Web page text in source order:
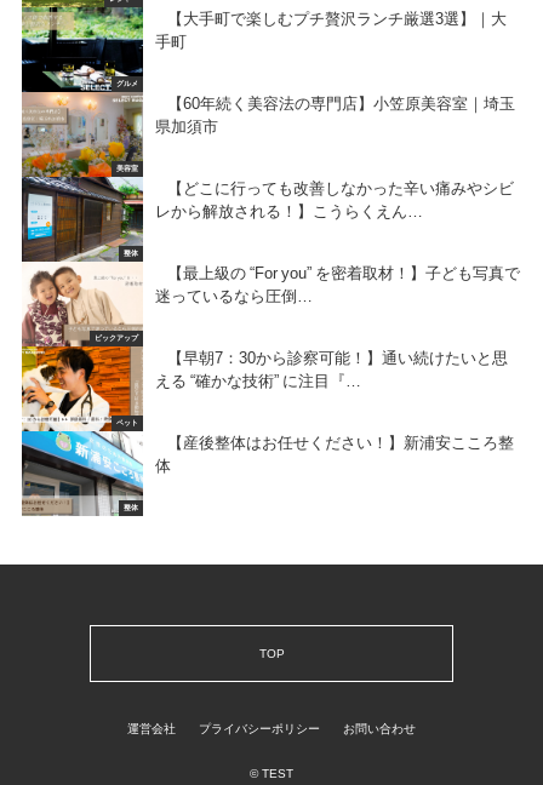
グルメ
【大手町で楽しむプチ贅沢ランチ厳選3選】｜大
手町
美容室
【60年続く美容法の専門店】小笠原美容室｜埼玉
県加須市
整体
【どこに行っても改善しなかった辛い痛みやシビ
レから解放される！】こうらくえん…
ピックアップ
【最上級の “For you” を密着取材！】子ども写真で
迷っているなら圧倒…
ペット
【早朝7：30から診察可能！】通い続けたいと思
える “確かな技術” に注目『…
整体
【産後整体はお任せください！】新浦安こころ整
体
TOP
運営会社 プライバシーポリシー お問い合わせ
© TEST